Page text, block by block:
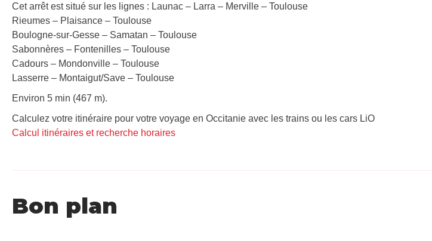
Cet arrêt est situé sur les lignes : Launac – Larra – Merville – Toulouse
Rieumes – Plaisance – Toulouse
Boulogne-sur-Gesse – Samatan – Toulouse
Sabonnères – Fontenilles – Toulouse
Cadours – Mondonville – Toulouse
Lasserre – Montaigut/Save – Toulouse
Environ 5 min (467 m).
Calculez votre itinéraire pour votre voyage en Occitanie avec les trains ou les cars LiO
Calcul itinéraires et recherche horaires
Bon plan